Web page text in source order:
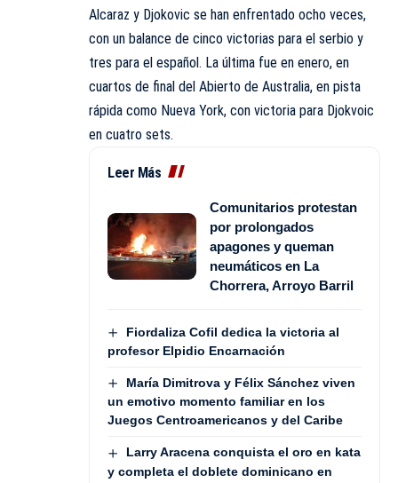
Alcaraz y Djokovic se han enfrentado ocho veces,
con un balance de cinco victorias para el serbio y
tres para el español. La última fue en enero, en
cuartos de final del Abierto de Australia, en pista
rápida como Nueva York, con victoria para Djokvoic
en cuatro sets.
Leer Más
Comunitarios protestan
por prolongados
apagones y queman
neumáticos en La
Chorrera, Arroyo Barril
Fiordaliza Cofil dedica la victoria al
profesor Elpidio Encarnación
María Dimitrova y Félix Sánchez viven
un emotivo momento familiar en los
Juegos Centroamericanos y del Caribe
Larry Aracena conquista el oro en kata
y completa el doblete dominicano en